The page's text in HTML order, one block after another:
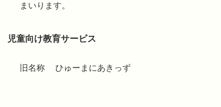
まいります。
児童向け教育サービス
旧名称 ひゅーまにあきっず